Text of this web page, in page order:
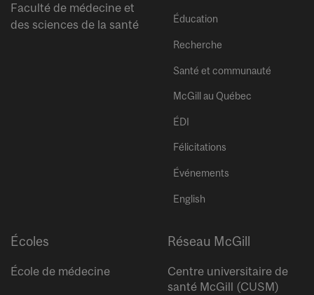
Faculté de médecine et
des sciences de la santé
Éducation
Recherche
Santé et communauté
McGill au Québec
ÉDI
Félicitations
Événements
English
Écoles
École de médecine
Réseau McGill
Centre universitaire de
santé McGill (CUSM)